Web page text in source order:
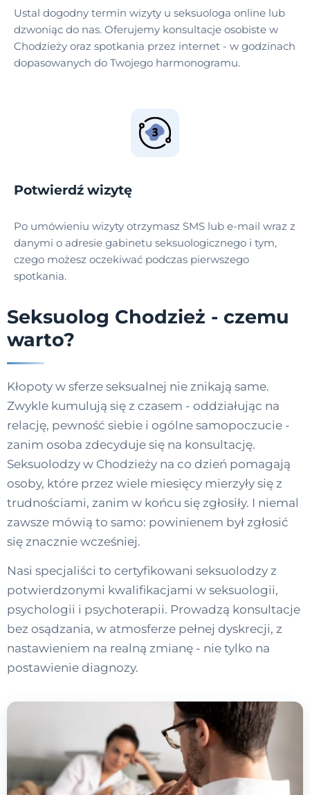
Ustal dogodny termin wizyty u seksuologa online lub
dzwoniąc do nas. Oferujemy konsultacje osobiste w
Chodzieży oraz spotkania przez internet - w godzinach
dopasowanych do Twojego harmonogramu.
Potwierdź wizytę
Po umówieniu wizyty otrzymasz SMS lub e-mail wraz z
danymi o adresie gabinetu seksuologicznego i tym,
czego możesz oczekiwać podczas pierwszego
spotkania.
Seksuolog Chodzież - czemu
warto?
Kłopoty w sferze seksualnej nie znikają same.
Zwykle kumulują się z czasem - oddziałując na
relację, pewność siebie i ogólne samopoczucie -
zanim osoba zdecyduje się na konsultację.
Seksuolodzy w Chodzieży na co dzień pomagają
osoby, które przez wiele miesięcy mierzyły się z
trudnościami, zanim w końcu się zgłosiły. I niemal
zawsze mówią to samo: powinienem był zgłosić
się znacznie wcześniej.
Nasi specjaliści to certyfikowani seksuolodzy z
potwierdzonymi kwalifikacjami w seksuologii,
psychologii i psychoterapii. Prowadzą konsultacje
bez osądzania, w atmosferze pełnej dyskrecji, z
nastawieniem na realną zmianę - nie tylko na
postawienie diagnozy.